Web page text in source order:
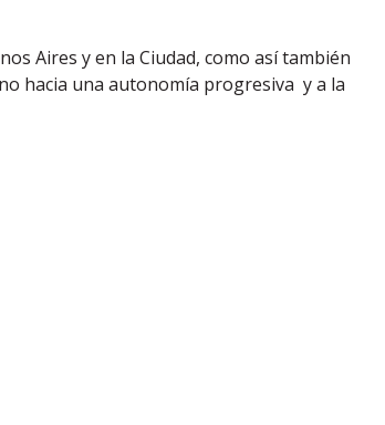
Aires y en la Ciudad, como así también
hacia una autonomía progresiva y a la